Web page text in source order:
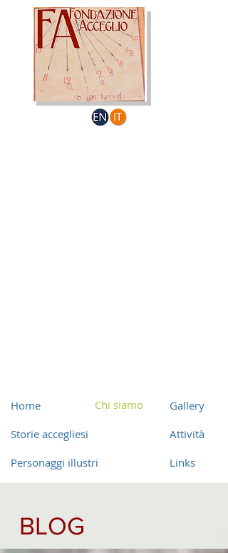
Home Chi siamo
Storie accegliesi
Personaggi illustri
Gallery
Attività
Links
BLOG